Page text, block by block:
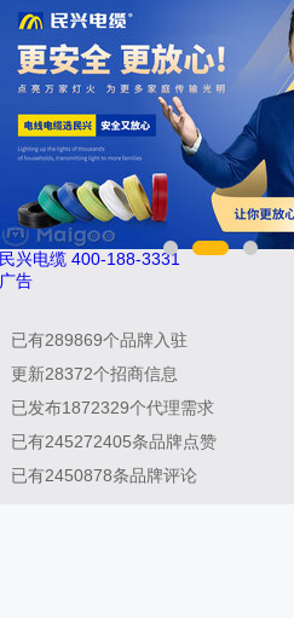
民兴电缆 400-188-3331
广告
已有289869个品牌入驻
更新28372个招商信息
已发布1872329个代理需求
已有245272405条品牌点赞
已有2450878条品牌评论